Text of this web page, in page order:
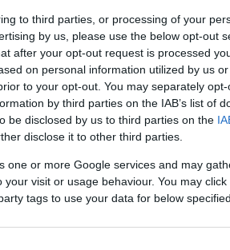
to third parties, or processing of your
by us, please use the below opt-out
after your opt-out request is processed
on personal information utilized by us
to your opt-out. You may separately
by third parties on the IAB’s list of
be disclosed by us to third parties on the
disclose it to other third parties.
one or more Google services and may
visit or usage behaviour. You may
tags to use your data for below
in cui li si scopre.